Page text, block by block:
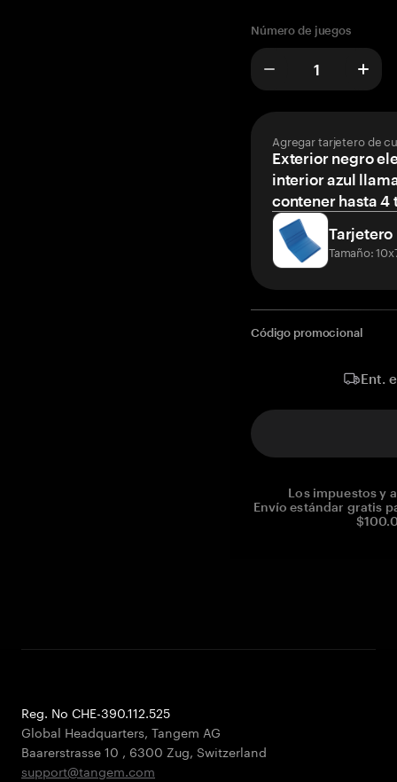
Número de juegos
Agregar tarjetero de
Exterior negro
interior azul
contener hasta 4
Tarjetero
Tamaño:
Código promocional
Ent.
Los impuestos y
Envío estándar gratis
Reg. No CHE-390.112.525
Global Headquarters, Tangem AG
Baarerstrasse 10 , 6300 Zug, Switzerland
support@tangem.com